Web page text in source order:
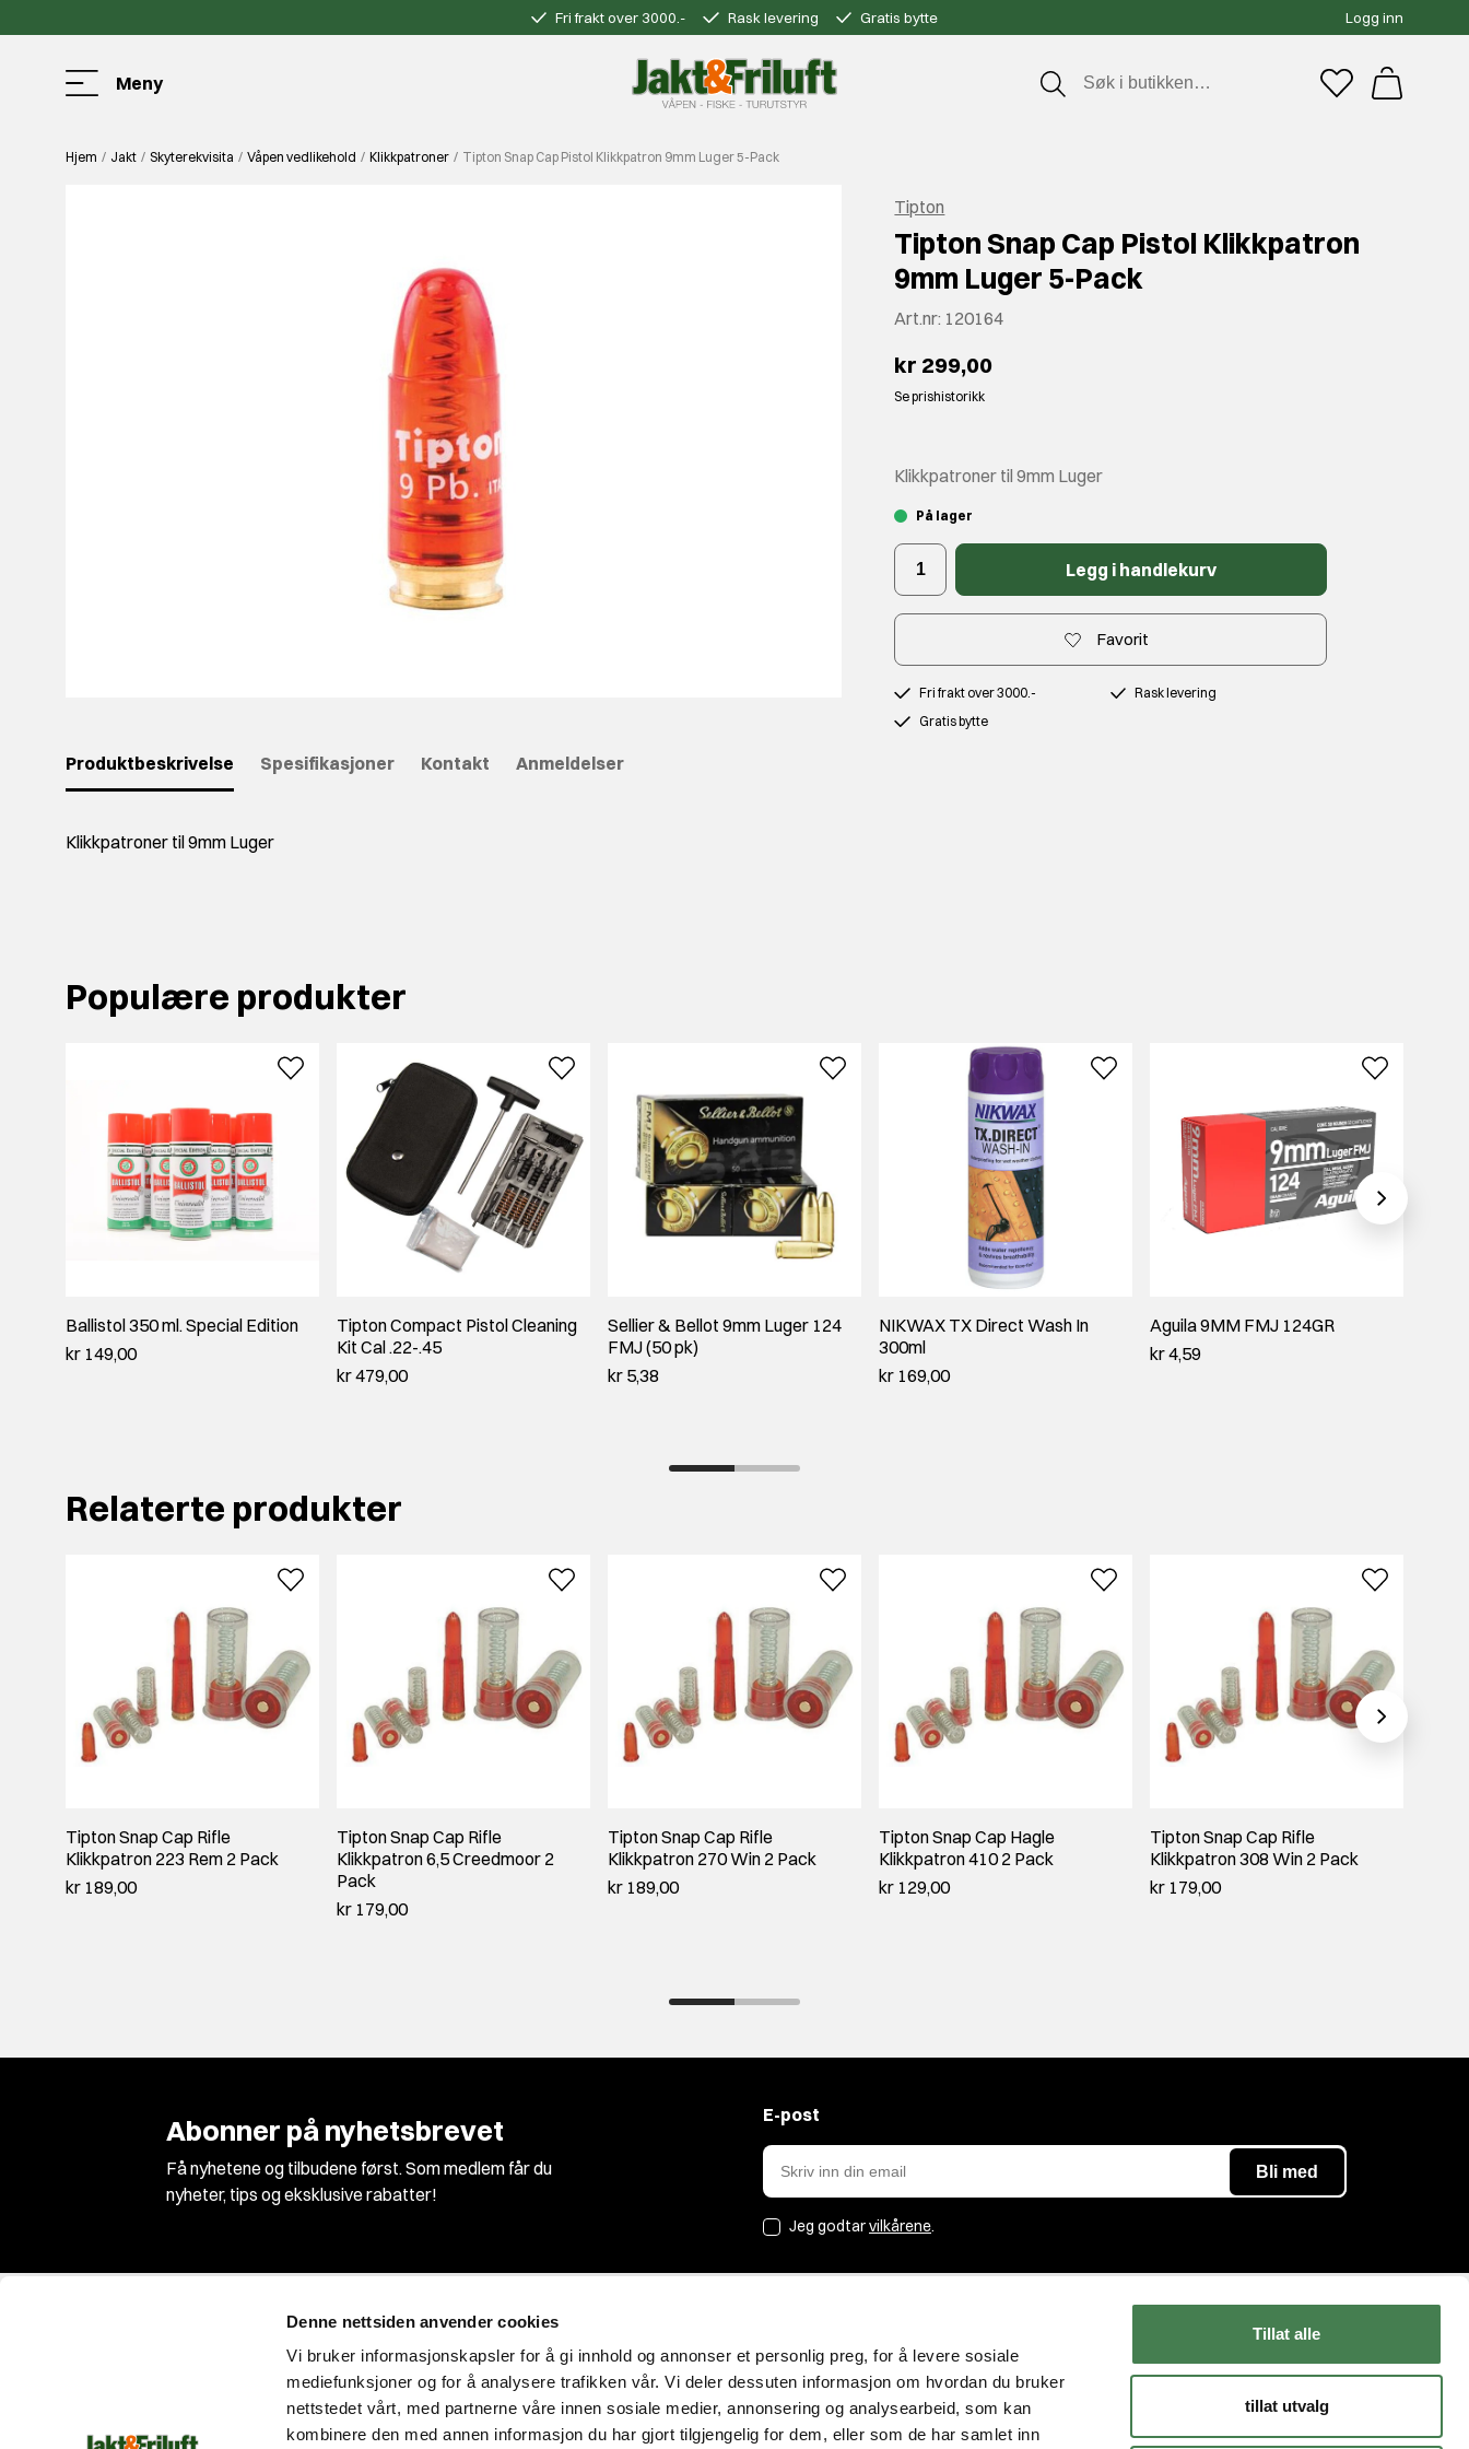
Denne nettsiden anvender cookies
Vi bruker informasjonskapsler for å gi innhold og annonser et personlig preg, for å levere sosiale
mediefunksjoner og for å analysere trafikken vår. Vi deler dessuten informasjon om hvordan du bruker
nettstedet vårt, med partnerne våre innen sosiale medier, annonsering og analysearbeid, som kan
kombinere den med annen informasjon du har gjort tilgjengelig for dem, eller som de har samlet inn
Tillat alle
tillat utvalg
Fri frakt over 3000.- Rask levering Gratis bytte Logg inn
Meny
Hjem Jakt Skyterekvisita Våpen vedlikehold Klikkpatroner Tipton Snap Cap Pistol Klikkpatron 9mm Luger 5-Pack
Produktbeskrivelse Spesifikasjoner Kontakt Anmeldelser
Klikkpatroner til 9mm Luger
Tipton
Tipton Snap Cap Pistol Klikkpatron
9mm Luger 5-Pack
Art.nr: 120164
kr 299,00
Se prishistorikk
Klikkpatroner til 9mm Luger
På lager
Legg i handlekurv
Favorit
Fri frakt over 3000.-
Rask levering
Gratis bytte
Populære produkter
Ballistol 350 ml. Special Edition
kr 149,00
Tipton Compact Pistol Cleaning
Kit Cal .22-.45
kr 479,00
Sellier & Bellot 9mm Luger 124
FMJ (50 pk)
kr 5,38
NIKWAX TX Direct Wash In
300ml
kr 169,00
Aguila 9MM FMJ 124GR
kr 4,59
Relaterte produkter
Tipton Snap Cap Rifle
Klikkpatron 223 Rem 2 Pack
kr 189,00
Tipton Snap Cap Rifle
Klikkpatron 6,5 Creedmoor 2
Pack
kr 179,00
Tipton Snap Cap Rifle
Klikkpatron 270 Win 2 Pack
kr 189,00
Tipton Snap Cap Hagle
Klikkpatron 410 2 Pack
kr 129,00
Tipton Snap Cap Rifle
Klikkpatron 308 Win 2 Pack
kr 179,00
Abonner på nyhetsbrevet
Få nyhetene og tilbudene først. Som medlem får du
nyheter, tips og eksklusive rabatter!
E-post
Jeg godtarvilkårene.
Vi er Norges største jakt og våpenbutikk med
et enormt utvalg innen jakt, fiske og
Jakt&Friluft
Om oss
Bærekraft
Følg oss
Instagram
Kundeservice
Levering og retur